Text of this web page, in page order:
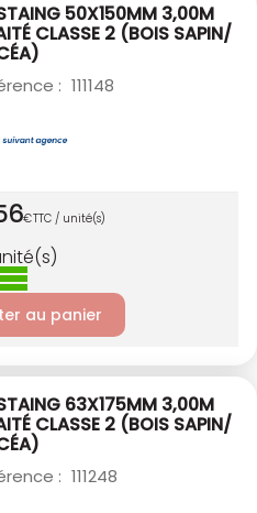
50X150MM 3,00M
CLASSE 2 (BOIS SAPIN/
: 111148
€TTC / unité(s)
au panier
63X175MM 3,00M
CLASSE 2 (BOIS SAPIN/
: 111248